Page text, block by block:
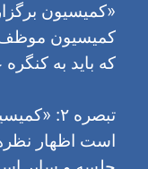
«کمیسیون
کمیسیون موظف
که باید به
تبصره ۲:
است اظهار